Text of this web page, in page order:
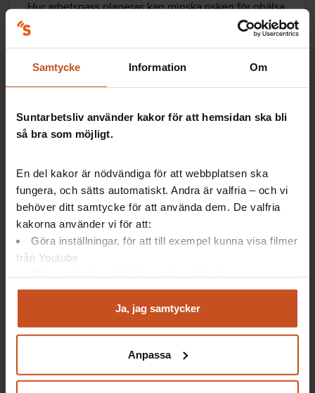
Samtycke Information Om
Suntarbetsliv använder kakor för att hemsidan ska bli
så bra som möjligt.
En del kakor är nödvändiga för att webbplatsen ska
fungera, och sätts automatiskt. Andra är valfria – och vi
behöver ditt samtycke för att använda dem. De valfria
kakorna använder vi för att:
Göra inställningar, för att till exempel kunna visa filmer
från Youtube
Analysera trafik för att kunna visa riktad information
Du kan när som helst återta ditt godkännande genom att
integritet@suntarbetsliv.se.
Ja, jag samtycker
Anpassa
Hur arbetspass planeras kan minska risken för ohälsa.
Hur vill ni göra? Titta på korta fiktiva filmscener och
Alla har rätt till en arbetsplats där man känner sig
trygg och accepterad – och a
kränkande särbehandling får fäste. Här är fyra
aktiviteter som bidrar praktiskt i det förebyggande
arbetet.
Kränkande särbehandling
på korta fiktiva filmscener och prata om hur vill ni ha
det hos er.